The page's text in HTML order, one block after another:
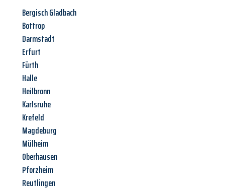
Bergisch Gladbach
Bottrop
Darmstadt
Erfurt
Fürth
Halle
Heilbronn
Karlsruhe
Krefeld
Magdeburg
Mülheim
Oberhausen
Pforzheim
Reutlingen